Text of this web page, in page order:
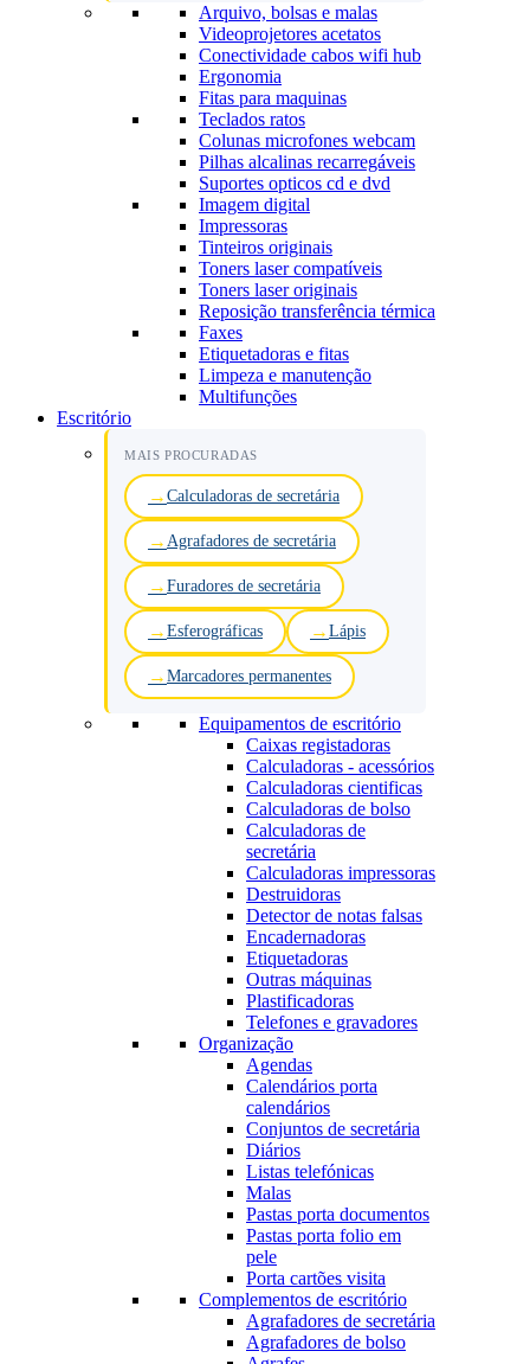
Arquivo, bolsas e malas
Videoprojetores acetatos
Conectividade cabos wifi hub
Ergonomia
Fitas para maquinas
Teclados ratos
Colunas microfones webcam
Pilhas alcalinas recarregáveis
Suportes opticos cd e dvd
Imagem digital
Impressoras
Tinteiros originais
Toners laser compatíveis
Toners laser originais
Reposição transferência térmica
Faxes
Etiquetadoras e fitas
Limpeza e manutenção
Multifunções
Escritório
MAIS PROCURADAS
Calculadoras de secretária
Agrafadores de secretária
Furadores de secretária
Esferográficas Lápis
Marcadores permanentes
Equipamentos de escritório
Caixas registadoras
Calculadoras - acessórios
Calculadoras cientificas
Calculadoras de bolso
Calculadoras de
secretária
Calculadoras impressoras
Destruidoras
Detector de notas falsas
Encadernadoras
Etiquetadoras
Outras máquinas
Plastificadoras
Telefones e gravadores
Organização
Agendas
Calendários porta
calendários
Conjuntos de secretária
Diários
Listas telefónicas
Malas
Pastas porta documentos
Pastas porta folio em
pele
Porta cartões visita
Complementos de escritório
Agrafadores de secretária
Agrafadores de bolso